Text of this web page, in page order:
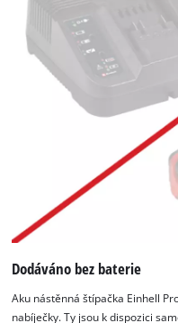
Dodáváno bez baterie
Aku nástěnná štípačka Einhell
nabíječky. Ty jsou k dispozici